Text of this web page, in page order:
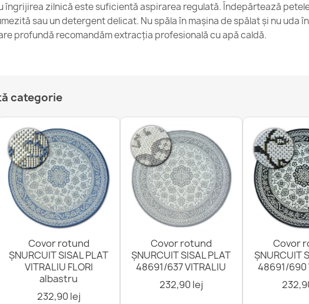
Covor
281,90
178,90
îngrijirea zilnică este suficientă aspirarea regulată. Îndepărtează
sau un detergent delicat. Nu spăla în mașina de spălat și nu uda
profundă recomandăm extracția profesională cu apă caldă.
categorie
Covor rotund
ȘNURCUIT SISAL PLAT
VITRALIU FLORI
albastru
232,90 lej
Covor rotund
ȘNURCUIT SISAL PLAT
48691/637 VITRALIU
232,90 lej
Covor
ȘNURCUIT
48691/690